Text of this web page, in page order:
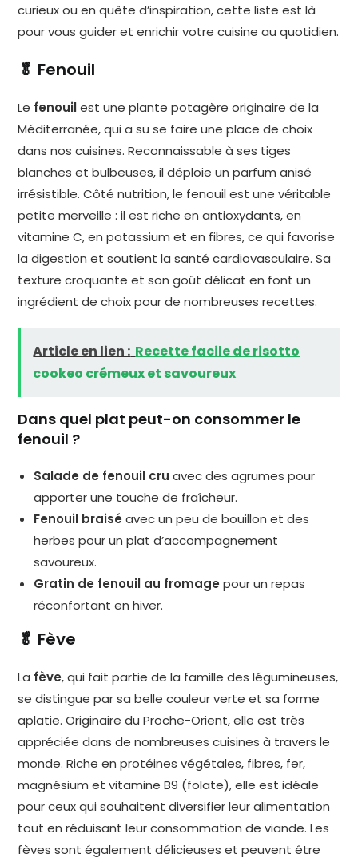
curieux ou en quête d’inspiration, cette liste est là
pour vous guider et enrichir votre cuisine au quotidien.
🥬 Fenouil
Le fenouilest une plante potagère originaire de la
Méditerranée, qui a su se faire une place de choix
dans nos cuisines. Reconnaissable à ses tiges
blanches et bulbeuses, il déploie un parfum anisé
irrésistible. Côté nutrition, le fenouil est une véritable
petite merveille : il est riche en antioxydants, en
vitamine C, en potassium et en fibres, ce qui favorise
la digestion et soutient la santé cardiovasculaire. Sa
texture croquante et son goût délicat en font un
ingrédient de choix pour de nombreuses recettes.
Article en lien : Recette facile de risotto
cookeo crémeux et savoureux
Dans quel plat peut-on consommer le
fenouil ?
Salade de fenouil cru avec des agrumes pour
apporter une touche de fraîcheur.
Fenouil braisé avec un peu de bouillon et des
herbes pour un plat d’accompagnement
savoureux.
Gratin de fenouil au fromage pour un repas
réconfortant en hiver.
🥬 Fève
La fève, qui fait partie de la famille des légumineuses,
se distingue par sa belle couleur verte et sa forme
aplatie. Originaire du Proche-Orient, elle est très
appréciée dans de nombreuses cuisines à travers le
monde. Riche en protéines végétales, fibres, fer,
magnésium et vitamine B9 (folate), elle est idéale
pour ceux qui souhaitent diversifier leur alimentation
tout en réduisant leur consommation de viande. Les
fèves sont également délicieuses et peuvent être